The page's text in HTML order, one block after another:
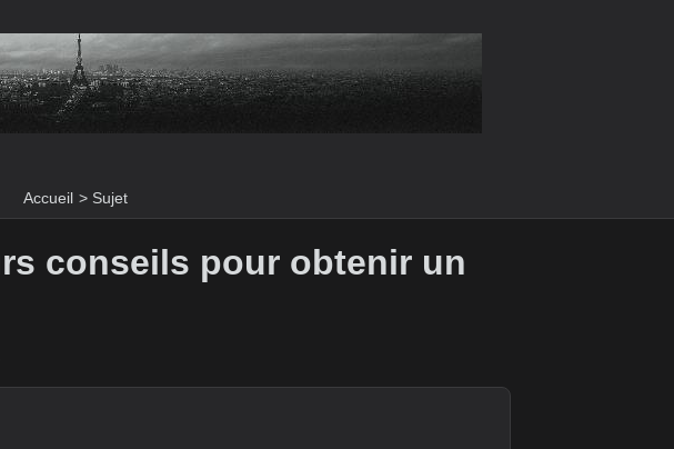
Accueil > Sujet
conseils pour obtenir un